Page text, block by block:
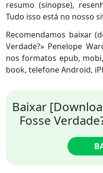
resumo (sinopse),
Tudo isso está no nosso
Recomendamos baixar
Verdade?» Penelope
nos formatos epub,
book, telefone Android,
Baixar
Fosse